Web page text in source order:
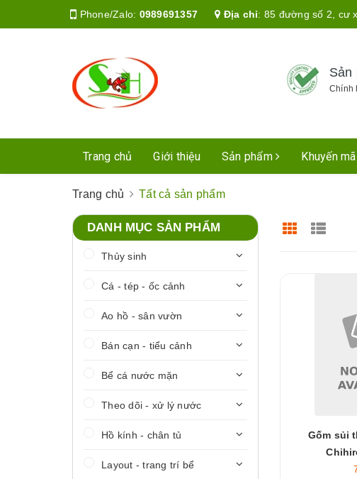
Phone/Zalo: 0989691357 Địa chỉ: 85 đường số 2, cư
Sản
Chính
Trang chủ Giới thiệu Sản phẩm Khuyến
Trang chủ Tất cả sản phẩm
Gốm sủi
DANH MỤC SẢN PHẨM
Thủy sinh
Cá - tép - ốc cảnh
Ao hồ - sân vườn
Bán cạn - tiểu cảnh
Bể cá nước mặn
Theo dõi - xử lý nước
Hồ kính - chân tủ
Layout - trang trí bể